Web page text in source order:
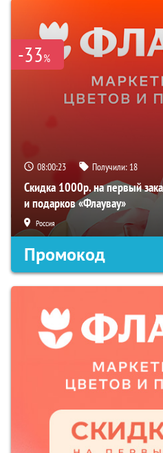
-33%
08:00:23 Получили: 18
Скидка 1000р. на первый
и подарков «Флаувау»
Россия
Промокод